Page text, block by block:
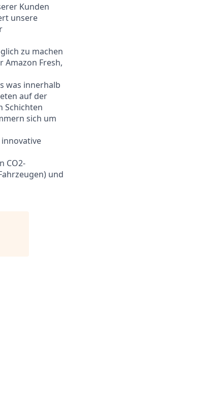
Kunden
unsere
zu machen
Fresh,
was innerhalb
auf der
Schichten
sich um
CO2-
und